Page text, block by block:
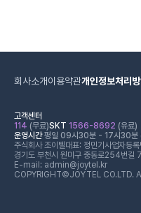
회사소개이용약관개인정보처리
고객센터
114 (무료)SKT 1566-8692 (유료)
운영시간평일 09시30분 - 17시30분
주식회사 조이텔대표: 정민기 사업자등
경기도 부천시 원미구 중동로254번
E-mail: admin@joytel.kr
COPYRIGHT©JOYTEL CO.LTD.